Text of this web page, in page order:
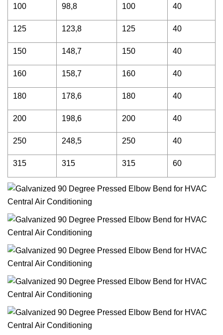
100 98,8 100 40
125 123,8 125 40
150 148,7 150 40
160 158,7 160 40
180 178,6 180 40
200 198,6 200 40
250 248,5 250 40
315 315 315 60